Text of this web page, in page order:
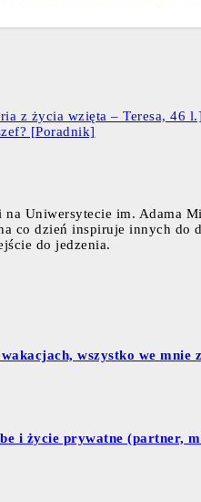
z życia wzięta – Teresa, 46 l.]
[Poradnik]
Uniwersytecie im. Adama
co dzień inspiruje innych
do jedzenia.
wszystko we
i życie prywatne (partner,